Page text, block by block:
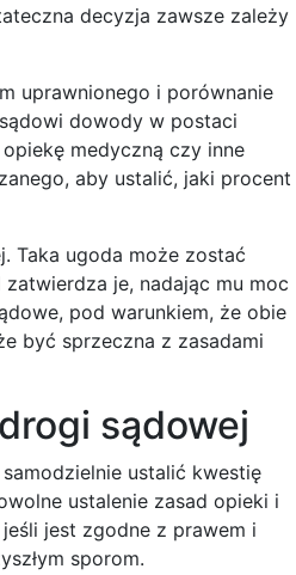
decyzja zawsze zależy
uprawnionego i porównanie
dowody w postaci
medyczną czy inne
aby ustalić, jaki procent
Taka ugoda może zostać
je, nadając mu moc
pod warunkiem, że obie
być sprzeczna z zasadami
sądowej
ustalić kwestię
ustalenie zasad opieki i
jest zgodne z prawem i
sporom.